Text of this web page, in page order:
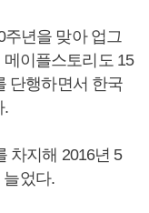
주년을 맞아 업그
이플스토리도 15
단행하면서 한국
.
차지해 2016년 5
늘었다.